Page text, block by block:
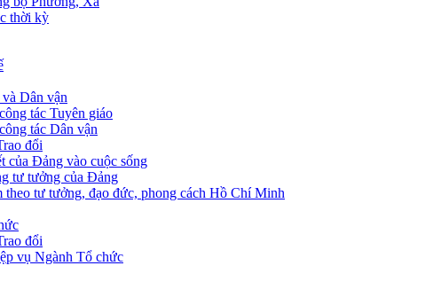
thời kỳ
Dân vận
tác Tuyên giáo
tác Dân vận
đổi
của Đảng vào cuộc sống
tư tưởng của Đảng
theo tư tưởng, đạo đức, phong cách Hồ Chí Minh
đổi
vụ Ngành Tổ chức